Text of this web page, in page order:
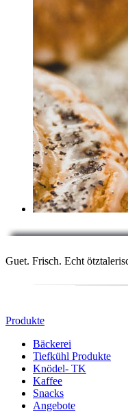
Guet. Frisch. Echt
Produkte
Bäckerei
Tiefkühl Produkte
Knödel- TK
Kaffee
Snacks
Angebote